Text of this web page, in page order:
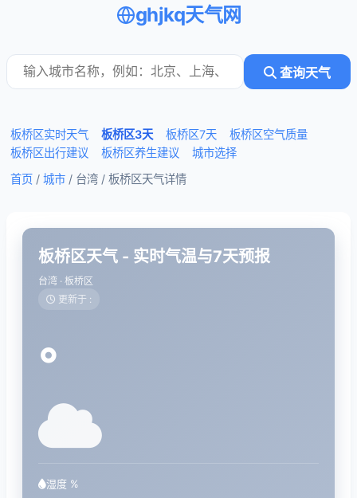
ghjkq天气网
查询天气
板桥区实时天气 板桥区3天 板桥区7天
板桥区空气质量
板桥区出行建议
板桥区养生建议
城市选择
首页 / 城市 / 台湾 / 板桥区天气详情
板桥区天气 - 实时气温与7天预报
台湾 · 板桥区
更新于 :
°
湿度 %